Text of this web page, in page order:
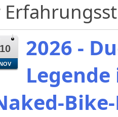
10
NOV
2026 -